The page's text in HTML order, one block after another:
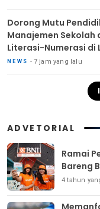
Dorong Mutu
Manajemen
Literasi-Numerasi di
NEWS 7 jam yang lalu
ADVETORIAL
Ramai
Bareng
4 tahun